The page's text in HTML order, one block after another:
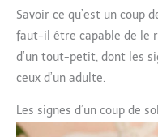
Savoir ce qu’est un coup
faut-il être capable de le
d’un tout-petit, dont les
ceux d’un adulte.
Les signes d’un coup de